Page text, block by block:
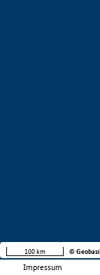
Impressum
100 km ©